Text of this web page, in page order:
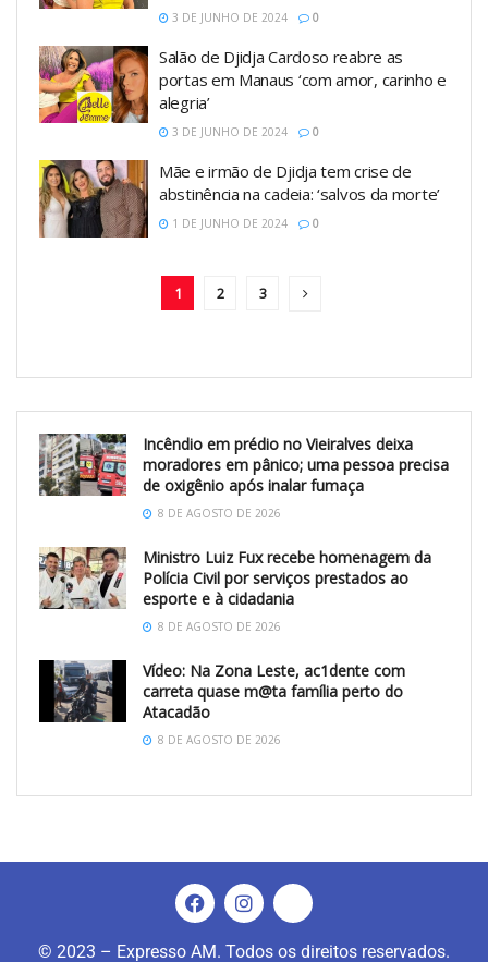
3 DE JUNHO DE 2024 0
Salão de Djidja Cardoso reabre as
portas em Manaus ‘com amor, carinho e
alegria’
3 DE JUNHO DE 2024 0
Mãe e irmão de Djidja tem crise de
abstinência na cadeia: ‘salvos da morte’
1 DE JUNHO DE 2024 0
1 2 3
Incêndio em prédio no Vieiralves deixa
moradores em pânico; uma pessoa precisa
de oxigênio após inalar fumaça
8 DE AGOSTO DE 2026
Ministro Luiz Fux recebe homenagem da
Polícia Civil por serviços prestados ao
esporte e à cidadania
8 DE AGOSTO DE 2026
Vídeo: Na Zona Leste, ac1dente com
carreta quase m@ta família perto do
Atacadão
8 DE AGOSTO DE 2026
© 2023 – Expresso AM. Todos os direitos reservados.